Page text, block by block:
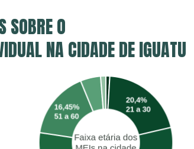
SOBRE O
NA CIDADE DE IGUATU